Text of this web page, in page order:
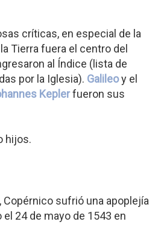
críticas, en especial de la
Tierra fuera el centro del
al Índice (lista de
por la Iglesia). Galileoy el
Keplerfueron sus
hijos.
Copérnico sufrió una apoplejía
24 de mayo de 1543 en